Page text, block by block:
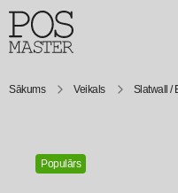
Sākums Veikals
Populārs